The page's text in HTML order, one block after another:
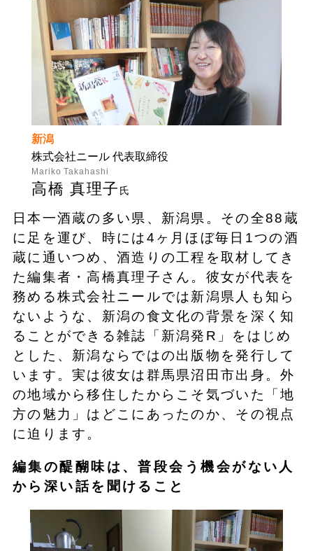
新潟
株式会社ニール 代表取締役
Mariko Takahashi
高橋 真理子 氏
日本一酒蔵の多い県、新潟県。その全88蔵
に足を運び、時には4ヶ月ほぼ毎日1つの酒
蔵に通いつめ、酒造りの工程を取材してき
た編集者・高橋真理子さん。彼女が代表を
務める株式会社ニールでは新潟県人も知ら
ないような、新潟の食文化の背景を深く知
ることができる雑誌「新潟発R」をはじめ
とした、新潟ならではの出版物を発行して
います。実は彼女は群馬県沼田市出身。外
の地域から移住したからこそ気づいた「地
方の魅力」はどこにあったのか、その視点
に迫ります。
編集の醍醐味は、普段会う機会がない人
から深い話を聞けること